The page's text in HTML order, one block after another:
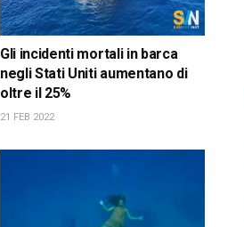
Gli incidenti mortali in barca
negli Stati Uniti aumentano di
oltre il 25%
21 FEB 2022